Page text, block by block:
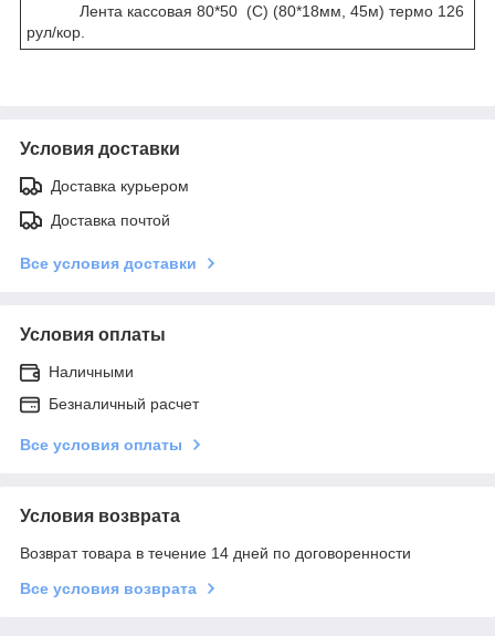
Лента кассовая 80*50 (С) (80*18мм, 45м) термо 126
рул/кор.
Условия доставки
Доставка курьером
Доставка почтой
Все условия доставки
Условия оплаты
Наличными
Безналичный расчет
Все условия оплаты
Условия возврата
Возврат товара в течение 14 дней по договоренности
Все условия возврата